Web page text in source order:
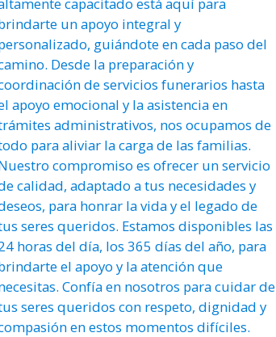
un apoyo integral y
guiándote en cada paso del
Desde la preparación y
de servicios funerarios hasta
apoyo emocional y la asistencia en
administrativos, nos ocupamos de
para aliviar la carga de las familias.
compromiso es ofrecer un servicio
calidad, adaptado a tus necesidades y
para honrar la vida y el legado de
seres queridos. Estamos disponibles las
horas del día, los 365 días del año, para
el apoyo y la atención que
Confía en nosotros para cuidar de
seres queridos con respeto, dignidad y
en estos momentos difíciles.